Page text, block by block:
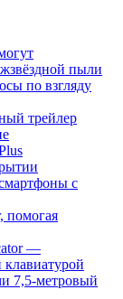
пыли
по взгляду
трейлер
с
помогая
—
7,5-метровый